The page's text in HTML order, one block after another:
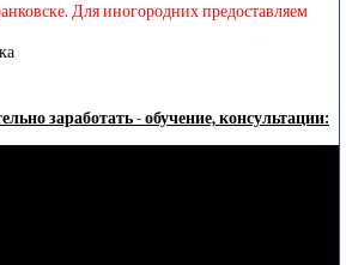
Для иногородних предоставляем
заработать - обучение, консультации: